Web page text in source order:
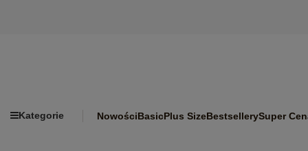
Kategorie NowościBasicPlus SizeBestsellerySuper